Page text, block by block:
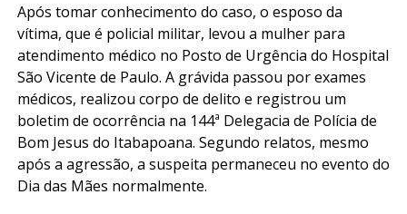
Após tomar conhecimento do caso, o esposo da
vítima, que é policial militar, levou a mulher para
atendimento médico no Posto de Urgência do Hospital
São Vicente de Paulo. A grávida passou por exames
médicos, realizou corpo de delito e registrou um
boletim de ocorrência na 144ª Delegacia de Polícia de
Bom Jesus do Itabapoana. Segundo relatos, mesmo
após a agressão, a suspeita permaneceu no evento do
Dia das Mães normalmente.